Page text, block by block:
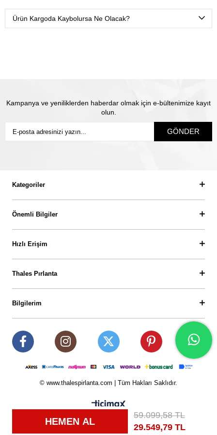
59.099,58 TL
29.549,79 TL
olduğunuz isme teslim olacak şekilde sigortalı olarak
gönderiyoruz.
Ürün Kargoda Kaybolursa Ne Olacak?
Kampanya ve yeniliklerden haberdar olmak için e-bültenimize kayıt
olun.
GÖNDER
Kategoriler
Önemli Bilgiler
Hızlı Erişim
Thales Pırlanta
Bilgilerim
© www.thalespirlanta.com | Tüm Hakları Saklıdır.